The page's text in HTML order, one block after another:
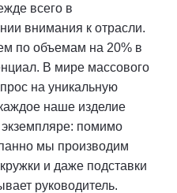
всего в
внимания к отрасли.
по объемам на 20% в
В мире массового
на уникальную
наше изделие
помимо
мы производим
и даже подставки
руководитель.